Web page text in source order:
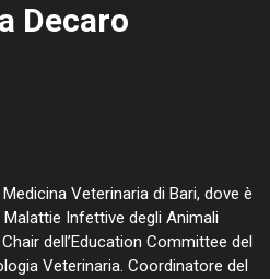
Decaro
Veterinaria di Bari, dove è
Infettive degli Animali
dell’Education Committee del
Veterinaria. Coordinatore del